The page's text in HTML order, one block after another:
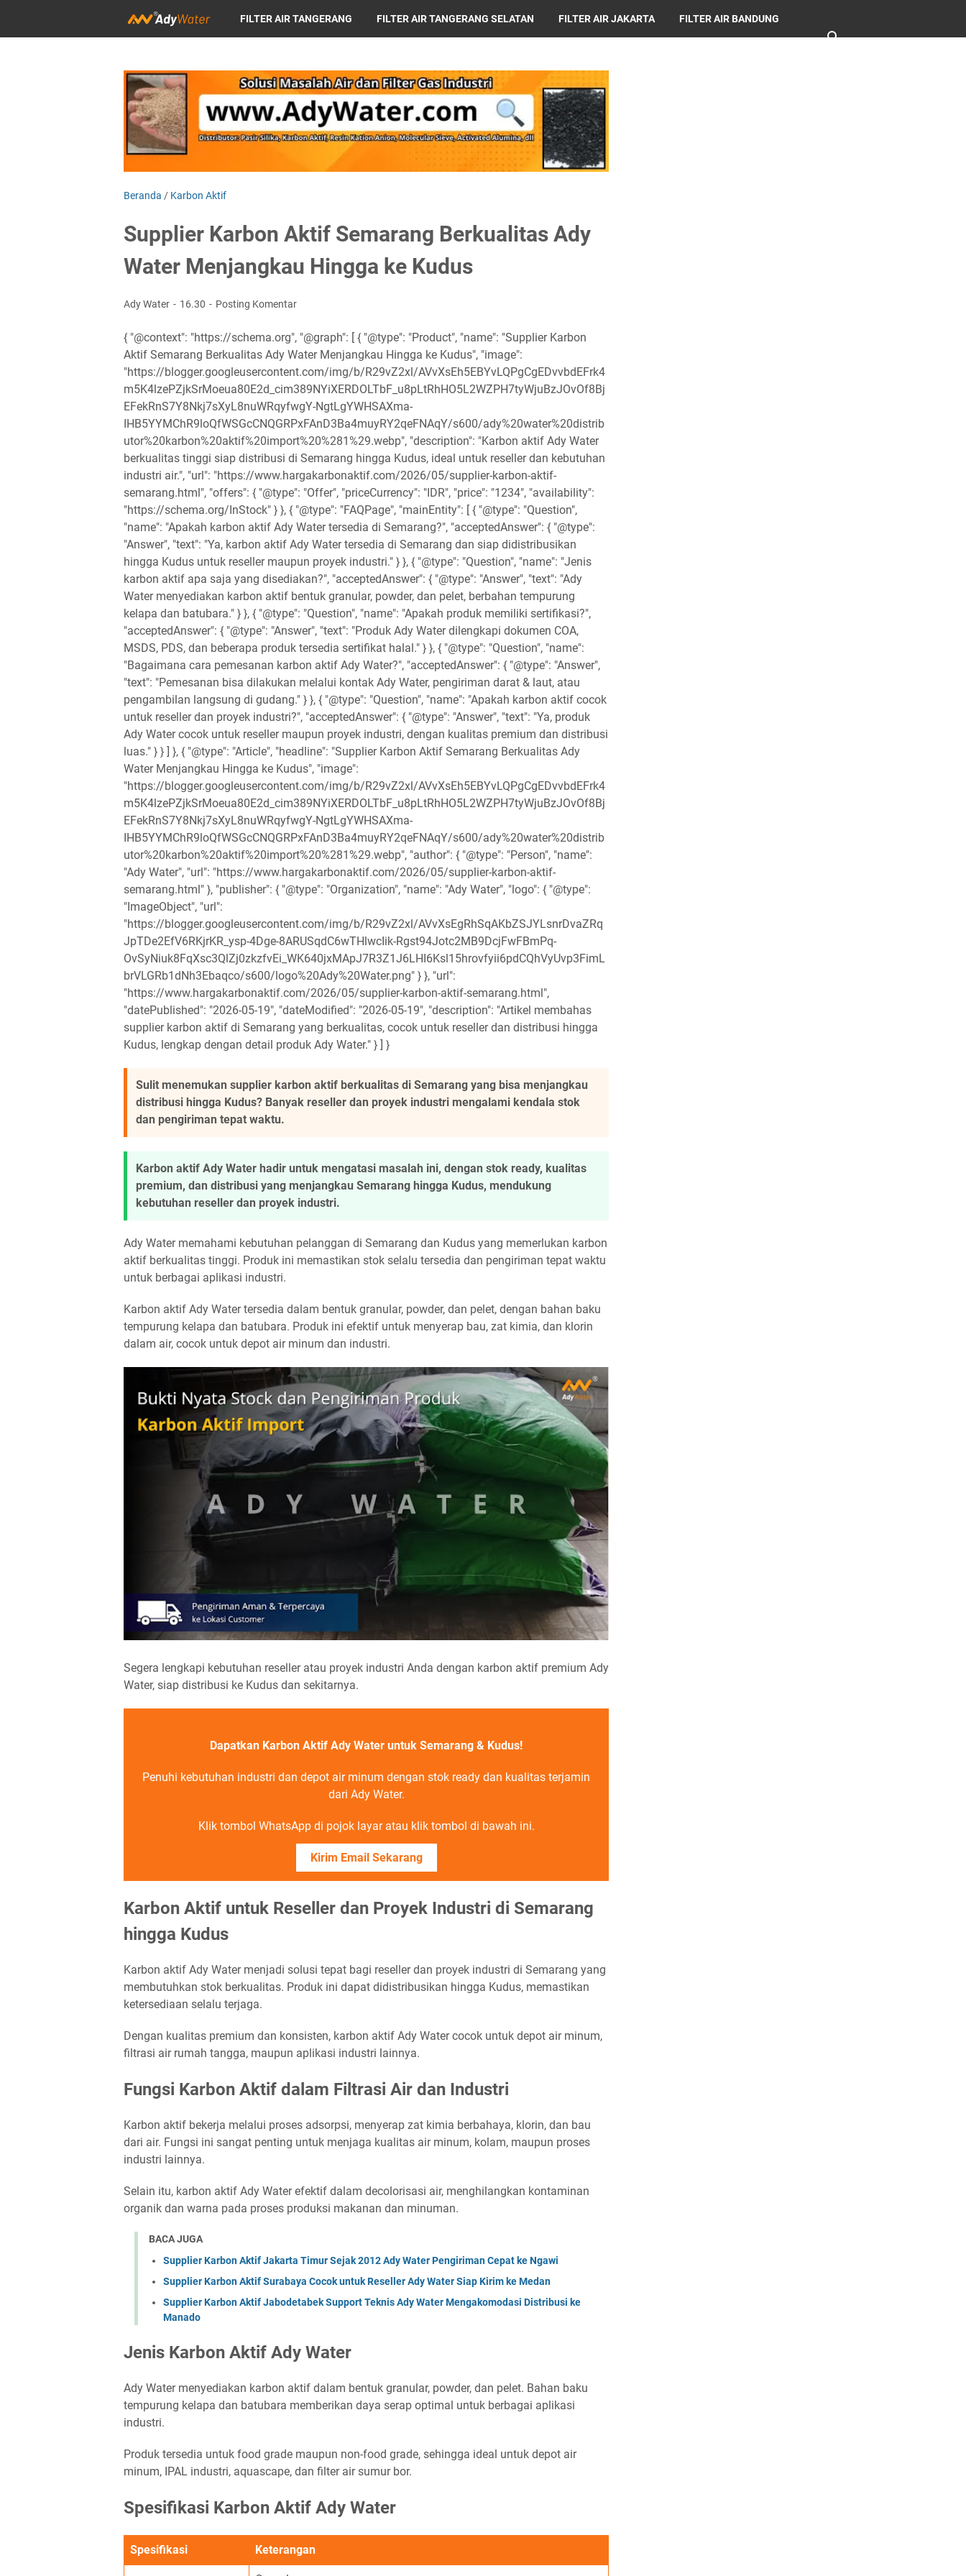
FILTER AIR TANGERANG FILTER AIR TANGERANG SELATAN FILTER AIR JAKARTA FILTER AIR BANDUNG
Beranda / Karbon Aktif
Supplier Karbon Aktif Semarang Berkualitas Ady
Water Menjangkau Hingga ke Kudus
Ady Water 16.30 Posting Komentar
{ "@context": "https://schema.org", "@graph": [ { "@type": "Product", "name": "Supplier Karbon
Aktif Semarang Berkualitas Ady Water Menjangkau Hingga ke Kudus", "image":
"https://blogger.googleusercontent.com/img/b/R29vZ2xl/AVvXsEh5EBYvLQPgCgEDvvbdEFrk4
m5K4lzePZjkSrMoeua80E2d_cim389NYiXERDOLTbF_u8pLtRhHO5L2WZPH7tyWjuBzJOvOf8Bj
EFekRnS7Y8Nkj7sXyL8nuWRqyfwgY-NgtLgYWHSAXma-
IHB5YYMChR9loQfWSGcCNQGRPxFAnD3Ba4muyRY2qeFNAqY/s600/ady%20water%20distrib
utor%20karbon%20aktif%20import%20%281%29.webp", "description": "Karbon aktif Ady Water
berkualitas tinggi siap distribusi di Semarang hingga Kudus, ideal untuk reseller dan kebutuhan
industri air.", "url": "https://www.hargakarbonaktif.com/2026/05/supplier-karbon-aktif-
semarang.html", "offers": { "@type": "Offer", "priceCurrency": "IDR", "price": "1234", "availability":
"https://schema.org/InStock" } }, { "@type": "FAQPage", "mainEntity": [ { "@type": "Question",
"name": "Apakah karbon aktif Ady Water tersedia di Semarang?", "acceptedAnswer": { "@type":
"Answer", "text": "Ya, karbon aktif Ady Water tersedia di Semarang dan siap didistribusikan
hingga Kudus untuk reseller maupun proyek industri." } }, { "@type": "Question", "name": "Jenis
karbon aktif apa saja yang disediakan?", "acceptedAnswer": { "@type": "Answer", "text": "Ady
Water menyediakan karbon aktif bentuk granular, powder, dan pelet, berbahan tempurung
kelapa dan batubara." } }, { "@type": "Question", "name": "Apakah produk memiliki sertifikasi?",
"acceptedAnswer": { "@type": "Answer", "text": "Produk Ady Water dilengkapi dokumen COA,
MSDS, PDS, dan beberapa produk tersedia sertifikat halal." } }, { "@type": "Question", "name":
"Bagaimana cara pemesanan karbon aktif Ady Water?", "acceptedAnswer": { "@type": "Answer",
"text": "Pemesanan bisa dilakukan melalui kontak Ady Water, pengiriman darat & laut, atau
pengambilan langsung di gudang." } }, { "@type": "Question", "name": "Apakah karbon aktif cocok
untuk reseller dan proyek industri?", "acceptedAnswer": { "@type": "Answer", "text": "Ya, produk
Ady Water cocok untuk reseller maupun proyek industri, dengan kualitas premium dan distribusi
luas." } } ] }, { "@type": "Article", "headline": "Supplier Karbon Aktif Semarang Berkualitas Ady
Water Menjangkau Hingga ke Kudus", "image":
"https://blogger.googleusercontent.com/img/b/R29vZ2xl/AVvXsEh5EBYvLQPgCgEDvvbdEFrk4
m5K4lzePZjkSrMoeua80E2d_cim389NYiXERDOLTbF_u8pLtRhHO5L2WZPH7tyWjuBzJOvOf8Bj
EFekRnS7Y8Nkj7sXyL8nuWRqyfwgY-NgtLgYWHSAXma-
IHB5YYMChR9loQfWSGcCNQGRPxFAnD3Ba4muyRY2qeFNAqY/s600/ady%20water%20distrib
utor%20karbon%20aktif%20import%20%281%29.webp", "author": { "@type": "Person", "name":
"Ady Water", "url": "https://www.hargakarbonaktif.com/2026/05/supplier-karbon-aktif-
semarang.html" }, "publisher": { "@type": "Organization", "name": "Ady Water", "logo": { "@type":
"ImageObject", "url":
"https://blogger.googleusercontent.com/img/b/R29vZ2xl/AVvXsEgRhSqAKbZSJYLsnrDvaZRq
JpTDe2EfV6RKjrKR_ysp-4Dge-8ARUSqdC6wTHlwcIik-Rgst94Jotc2MB9DcjFwFBmPq-
OvSyNiuk8FqXsc3QlZj0zkzfvEi_WK640jxMApJ7R3Z1J6LHI6Ksl15hrovfyii6pdCQhVyUvp3FimL
brVLGRb1dNh3Ebaqco/s600/logo%20Ady%20Water.png" } }, "url":
"https://www.hargakarbonaktif.com/2026/05/supplier-karbon-aktif-semarang.html",
"datePublished": "2026-05-19", "dateModified": "2026-05-19", "description": "Artikel membahas
supplier karbon aktif di Semarang yang berkualitas, cocok untuk reseller dan distribusi hingga
Kudus, lengkap dengan detail produk Ady Water." } ] }
Sulit menemukan supplier karbon aktif berkualitas di Semarang yang bisa menjangkau
distribusi hingga Kudus? Banyak reseller dan proyek industri mengalami kendala stok
dan pengiriman tepat waktu.
Karbon aktif Ady Water hadir untuk mengatasi masalah ini, dengan stok ready, kualitas
premium, dan distribusi yang menjangkau Semarang hingga Kudus, mendukung
kebutuhan reseller dan proyek industri.
Ady Water memahami kebutuhan pelanggan di Semarang dan Kudus yang memerlukan karbon
aktif berkualitas tinggi. Produk ini memastikan stok selalu tersedia dan pengiriman tepat waktu
untuk berbagai aplikasi industri.
Karbon aktif Ady Water tersedia dalam bentuk granular, powder, dan pelet, dengan bahan baku
tempurung kelapa dan batubara. Produk ini efektif untuk menyerap bau, zat kimia, dan klorin
dalam air, cocok untuk depot air minum dan industri.
Segera lengkapi kebutuhan reseller atau proyek industri Anda dengan karbon aktif premium Ady
Water, siap distribusi ke Kudus dan sekitarnya.
Dapatkan Karbon Aktif Ady Water untuk Semarang & Kudus!
Penuhi kebutuhan industri dan depot air minum dengan stok ready dan kualitas terjamin
dari Ady Water.
Klik tombol WhatsApp di pojok layar atau klik tombol di bawah ini.
Kirim Email Sekarang
Karbon Aktif untuk Reseller dan Proyek Industri di Semarang
hingga Kudus
Karbon aktif Ady Water menjadi solusi tepat bagi reseller dan proyek industri di Semarang yang
membutuhkan stok berkualitas. Produk ini dapat didistribusikan hingga Kudus, memastikan
ketersediaan selalu terjaga.
Dengan kualitas premium dan konsisten, karbon aktif Ady Water cocok untuk depot air minum,
filtrasi air rumah tangga, maupun aplikasi industri lainnya.
Fungsi Karbon Aktif dalam Filtrasi Air dan Industri
Karbon aktif bekerja melalui proses adsorpsi, menyerap zat kimia berbahaya, klorin, dan bau
dari air. Fungsi ini sangat penting untuk menjaga kualitas air minum, kolam, maupun proses
industri lainnya.
Selain itu, karbon aktif Ady Water efektif dalam decolorisasi air, menghilangkan kontaminan
organik dan warna pada proses produksi makanan dan minuman.
BACA JUGA
Supplier Karbon Aktif Jakarta Timur Sejak 2012 Ady Water Pengiriman Cepat ke Ngawi
Supplier Karbon Aktif Surabaya Cocok untuk Reseller Ady Water Siap Kirim ke Medan
Supplier Karbon Aktif Jabodetabek Support Teknis Ady Water Mengakomodasi Distribusi ke
Manado
Jenis Karbon Aktif Ady Water
Ady Water menyediakan karbon aktif dalam bentuk granular, powder, dan pelet. Bahan baku
tempurung kelapa dan batubara memberikan daya serap optimal untuk berbagai aplikasi
industri.
Produk tersedia untuk food grade maupun non-food grade, sehingga ideal untuk depot air
minum, IPAL industri, aquascape, dan filter air sumur bor.
Spesifikasi Karbon Aktif Ady Water
Spesifikasi Keterangan